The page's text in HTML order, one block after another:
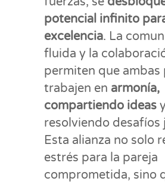
potencial infinito
excelencia. La
fluida y la
permiten que ambas
trabajen en armonía,
compartiendo ideas y
resolviendo desafíos
Esta alianza no solo
estrés para la pareja
comprometida, sino